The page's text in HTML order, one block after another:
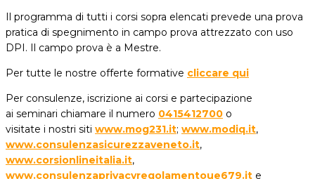
Il programma di tutti i corsi sopra elencati prevede una prova
pratica di spegnimento in campo prova attrezzato con uso
DPI. Il campo prova è a Mestre.
Per tutte le nostre offerte formative cliccare qui
Per consulenze, iscrizione ai corsi e partecipazione
ai seminari chiamare il numero 0415412700 o
visitate i nostri siti www.mog231.it; www.modiq.it,
www.consulenzasicurezzaveneto.it,
www.corsionlineitalia.it,
www.consulenzaprivacyregolamentoue679.it e